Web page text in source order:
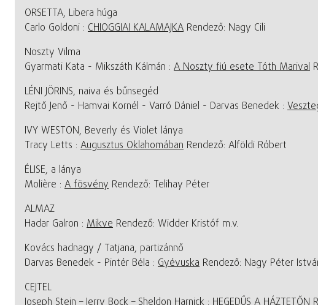
ORSETTA, Libera húga
Carlo Goldoni : CHIOGGIAI KALAMAJKA Rendező: Nagy Cili
Noszty Vilma
Gyarmati Kata - Mikszáth Kálmán : A Noszty fiú esete Tóth Marival
LÉNI JÖRINS, naiva és bűnsegéd
Rejtő Jenő - Hamvai Kornél - Varró Dániel - Darvas Benedek :
IVY WESTON, Beverly és Violet lánya
Tracy Letts : Augusztus Oklahomában Rendező: Alföldi Róbert
ÉLISE, a lánya
Molière : A fösvény Rendező: Telihay Péter
ALMAZ
Hadar Galron : Mikve Rendező: Widder Kristóf m.v.
Kovács hadnagy / Tatjana, partizánnő
Darvas Benedek - Pintér Béla : Gyévuska Rendező: Nagy Péter
CEJTEL